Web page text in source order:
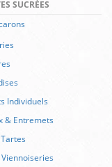
SUCRÉES
Individuels
& Entremets
Tartes